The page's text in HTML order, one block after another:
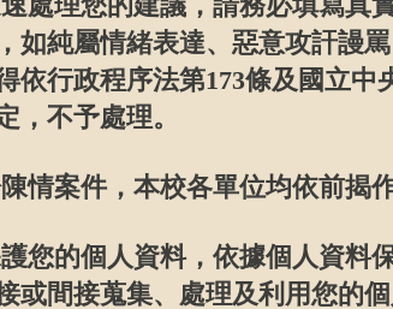
如純屬情緒表達、惡意攻訐謾
依行政程序法第173條及國立
，不予處理。
陳情案件，本校各單位均依前揭
護您的個人資料，依據個人資料
或間接蒐集、處理及利用您的個